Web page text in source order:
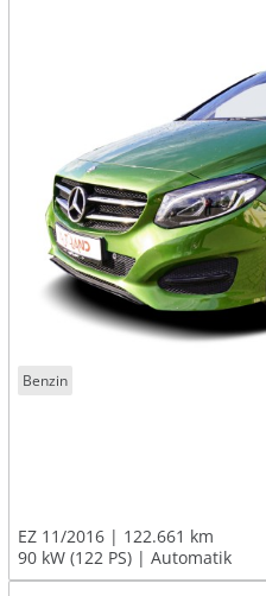
Benzin
EZ 11/2016
122.661 km
90 kW (122 PS)
Automatik